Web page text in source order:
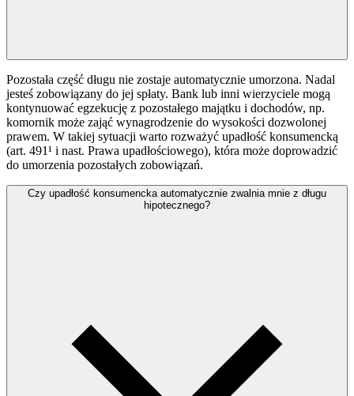
Pozostała część długu nie zostaje automatycznie umorzona. Nadal
jesteś zobowiązany do jej spłaty. Bank lub inni wierzyciele mogą
kontynuować egzekucję z pozostałego majątku i dochodów, np.
komornik może zająć wynagrodzenie do wysokości dozwolonej
prawem. W takiej sytuacji warto rozważyć upadłość konsumencką
(art. 491¹ i nast. Prawa upadłościowego), która może doprowadzić
do umorzenia pozostałych zobowiązań.
Czy upadłość konsumencka automatycznie zwalnia mnie z długu
hipotecznego?